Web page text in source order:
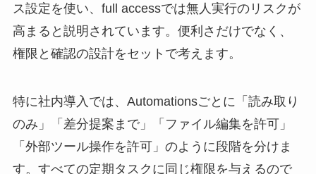
ス設定を使い、full accessでは無人実行のリスクが
高まると説明されています。便利さだけでなく、
権限と確認の設計をセットで考えます。
特に社内導入では、Automationsごとに「読み取り
のみ」「差分提案まで」「ファイル編集を許可」
「外部ツール操作を許可」のように段階を分けま
す。すべての定期タスクに同じ権限を与えるので